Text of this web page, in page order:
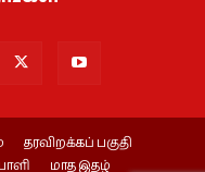
தரவிறக்கப் பகுதி
மாத இதழ்